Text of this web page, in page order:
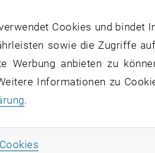
Cookies und bindet
sowie die Zugriffe
Werbung anbieten zu
Informationen zu
.